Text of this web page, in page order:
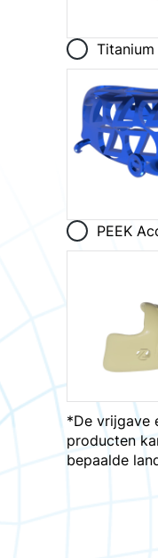
PEEK
*De vrijgave
producten
bepaalde